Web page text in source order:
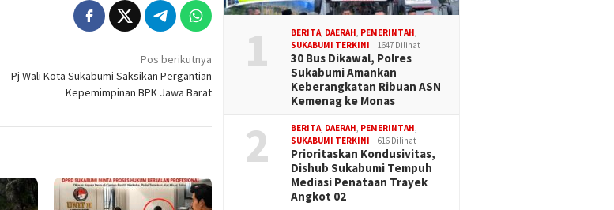
Pos berikutnya
Pj Wali Kota Sukabumi Saksikan Pergantian
Kepemimpinan BPK Jawa Barat
1 BERITA, DAERAH, PEMERINTAH,
SUKABUMI TERKINI
1647 Dilihat
30 Bus Dikawal, Polres
Sukabumi Amankan
Keberangkatan Ribuan ASN
Kemenag ke Monas
2 BERITA, DAERAH, PEMERINTAH,
SUKABUMI TERKINI
616 Dilihat
Prioritaskan Kondusivitas,
Dishub Sukabumi Tempuh
Mediasi Penataan Trayek
Angkot 02